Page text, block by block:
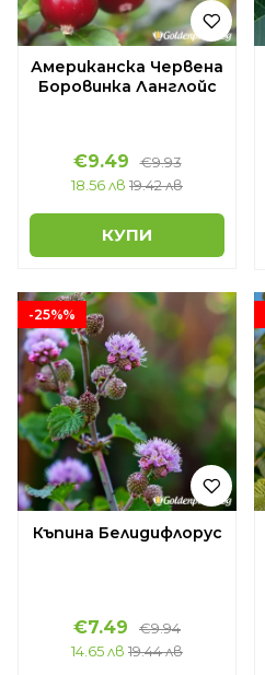
Американска Червена
Боровинка Ланглойс
€9.49
€9.93
18.56 лв 19.42 лв
КУПИ
-25%%
Къпина Белидифлорус
€7.49
€9.94
14.65 лв 19.44 лв